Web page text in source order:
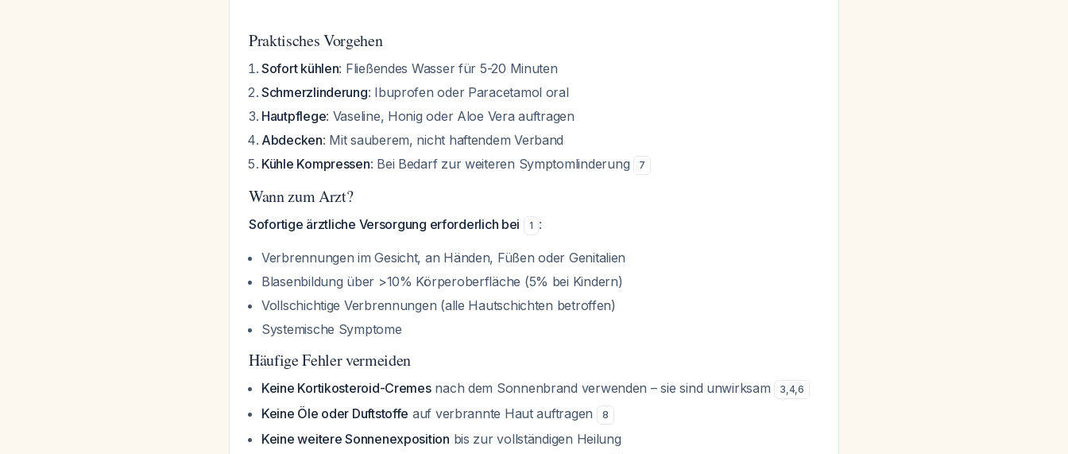
Praktisches Vorgehen
Sofort kühlen: Fließendes Wasser für 5-20 Minuten
Schmerzlinderung: Ibuprofen oder Paracetamol oral
Hautpflege: Vaseline, Honig oder Aloe Vera auftragen
Abdecken: Mit sauberem, nicht haftendem Verband
Kühle Kompressen: Bei Bedarf zur weiteren Symptomlinderung 7
Wann zum Arzt?
Sofortige ärztliche Versorgung erforderlich bei 1 :
Verbrennungen im Gesicht, an Händen, Füßen oder Genitalien
Blasenbildung über >10% Körperoberfläche (5% bei Kindern)
Vollschichtige Verbrennungen (alle Hautschichten betroffen)
Systemische Symptome
Häufige Fehler vermeiden
Keine Kortikosteroid-Cremesnach dem Sonnenbrand verwenden – sie sind unwirksam 3,4,6
Keine Öle oder Duftstoffe auf verbrannte Haut auftragen 8
Keine weitere Sonnenexposition bis zur vollständigen Heilung